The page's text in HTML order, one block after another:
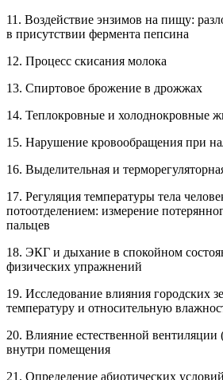
11. Воздействие энзимов на пищу:
в присутствии фермента пепсина
12. Процесс скисания молока
13. Спиртовое брожение в дрожжах
14. Теплокровные и холоднокровные
15. Нарушение кровообращения при
16. Выделительная и
17. Регуляция температуры тела
потоотделением: измерение
пальцев
18. ЭКГ и дыхание в спокойном
физических упражнений
19. Исследование влияния городских
температуру и относительную
20. Влияние естественной вентиляции
внутри помещения
21. Определение абиотических